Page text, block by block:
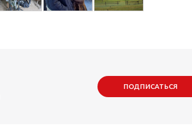
ПОДПИСАТЬСЯ